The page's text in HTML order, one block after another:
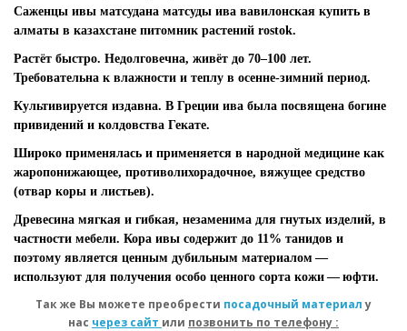
Саженцы ивы матсудана матсуды ива вавилонская купить в
алматы в казахстане питомник растений rostok.
Растёт быстро. Недолговечна, живёт до 70–100 лет.
Требовательна к влажности и теплу в осенне-зимний период.
Культивируется издавна. В Греции ива была посвящена богине
привидений и колдовства Гекате.
Широко применялась и применяется в народной медицине как
жаропонижающее, противолихорадочное, вяжущее средство
(отвар коры и листьев).
Древесина мягкая и гибкая, незаменима для гнутых изделий, в
частности мебели. Кора ивы содержит до 11% танидов и
поэтому является ценным дубильным материалом —
используют для получения особо ценного сорта кожи — юфти.
Так же Вы можете преобрести посадочный материалу
нас через сайт или позвонить по телефону :